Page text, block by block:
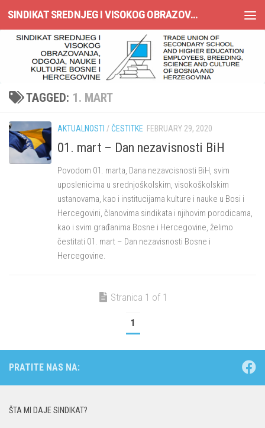
Skip to content SINDIKAT SREDNJEG I VISOKOG OBRAZOVANJA, ODGOJA, NAUKE I KULTURE BOSNE I HERCEGOVINE
TAGGED: 1. MART
AKTUALNOSTI /ČESTITKE FEBRUARY 29, 2020
01. mart – Dan nezavisnosti BiH
Povodom 01. marta, Dana nezavcisnosti BiH, svim
uposlenicima u srednjoškolskim, visokoškolskim
ustanovama, kao i institucijama kulture i nauke u Bosi i
Hercegovini, članovima sindikata i njihovim porodicama,
kao i svim građanima Bosne i Hercegovine, želimo
čestitati 01. mart – Dan nezavisnosti Bosne i
Hercegovine.
Stranica 1 of 1
1
PRATITE NAS NA:
ŠTA MI DAJE SINDIKAT?